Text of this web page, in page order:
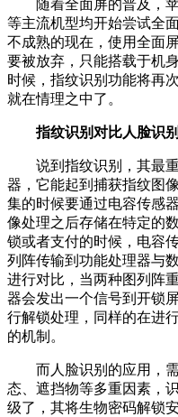
随着全面屏的普及，苹
等主流机型均开始尝试全
不成熟的现在，使用全面
要被放弃，只能搭载于机
时候，指纹识别功能将再
就在情理之中了。
指纹识别对比人脸识别
说到指纹识别，其最重
器，它能起到捕获指纹图
集的时候要通过电容传感
像处理之后存储在特定的
锁或者支付的时候，电容
列阵传输到功能处理器与
进行对比，当两种图列阵
器会发出一个信号到开锁
行解锁处理，同样的在进
的机制。
而人脸识别的应用，需
态、遮挡物等多重因素，
级了，其将生物密码解锁